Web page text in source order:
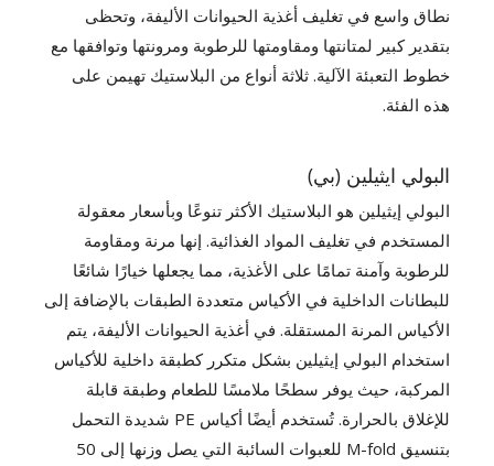
نطاق واسع في تغليف أغذية الحيوانات الأليفة، وتحظى
بتقدير كبير لمتانتها ومقاومتها للرطوبة ومرونتها وتوافقها مع
خطوط التعبئة الآلية. ثلاثة أنواع من البلاستيك تهيمن على
هذه الفئة.
البولي ايثيلين (بي)
البولي إيثيلين هو البلاستيك الأكثر تنوعًا وبأسعار معقولة
المستخدم في تغليف المواد الغذائية. إنها مرنة ومقاومة
للرطوبة وآمنة تمامًا على الأغذية، مما يجعلها خيارًا شائعًا
للبطانات الداخلية في الأكياس متعددة الطبقات بالإضافة إلى
الأكياس المرنة المستقلة. في أغذية الحيوانات الأليفة، يتم
استخدام البولي إيثيلين بشكل متكرر كطبقة داخلية للأكياس
المركبة، حيث يوفر سطحًا ملامسًا للطعام وطبقة قابلة
للإغلاق بالحرارة. تُستخدم أيضًا أكياس PE شديدة التحمل
بتنسيق M-fold للعبوات السائبة التي يصل وزنها إلى 50